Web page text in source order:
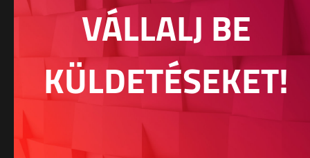
VÁLLALJ BE
KÜLDETÉSEKET!